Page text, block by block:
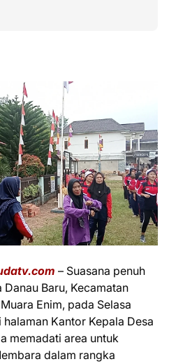
– Suasana penuh
Baru, Kecamatan
Enim, pada Selasa
Kantor Kepala Desa
memadati area untuk
dalam rangka